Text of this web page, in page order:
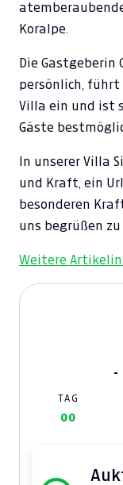
Koralpe.
Die Gastgeberin
persönlich, führt
Villa ein und ist
Gäste
In unserer Villa
und Kraft, ein
besonderen
uns begrüßen zu
Weitere
-
TAG
00